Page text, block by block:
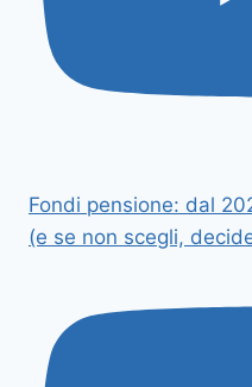
Fondi pensione: dal
(e se non scegli,